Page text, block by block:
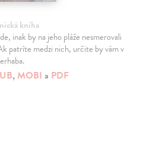
kniha
inak by na jeho pláže nesmerovali
patríte medzi nich, určite by vám v
, MOBI a PDF